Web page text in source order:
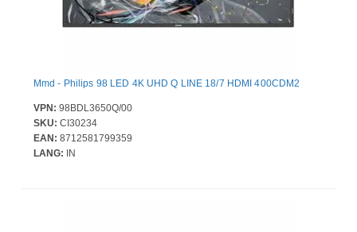
Mmd - Philips 98 LED 4K UHD Q LINE 18/7 HDMI 400CDM2
VPN: 98BDL3650Q/00
SKU: CI30234
EAN: 8712581799359
LANG: IN